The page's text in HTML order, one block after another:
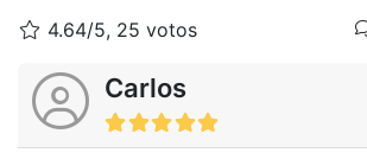
4.64/5, 25 votos
Carlos